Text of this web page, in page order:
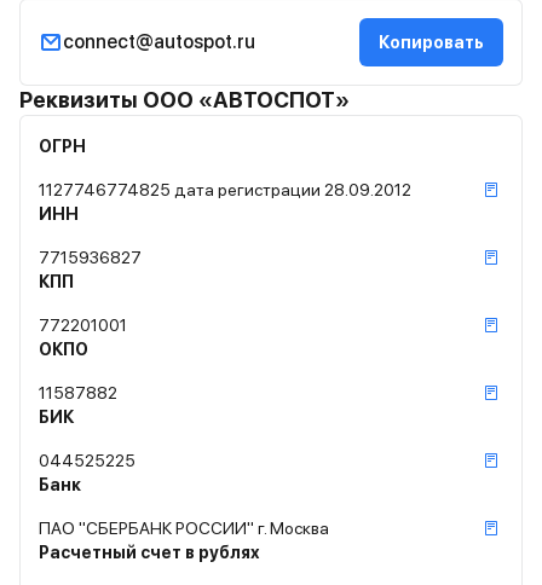
connect@autospot.ru Копировать
Реквизиты ООО «АВТОСПОТ»
ОГРН
1127746774825 дата регистрации 28.09.2012
ИНН
7715936827
КПП
772201001
ОКПО
11587882
БИК
044525225
Банк
ПАО "СБЕРБАНК РОССИИ" г. Москва
Расчетный счет в рублях